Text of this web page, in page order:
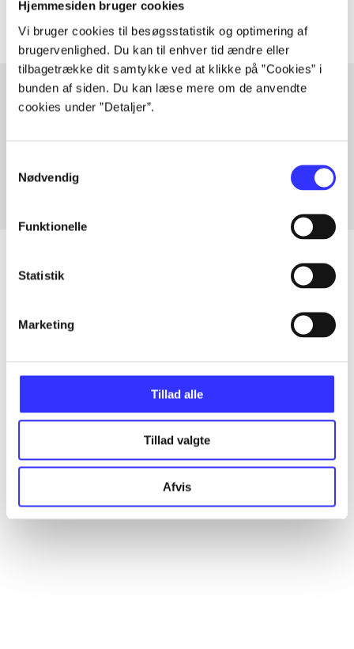
Hjemmesiden bruger cookies
Vi bruger cookies til besøgsstatistik og optimering af
brugervenlighed. Du kan til enhver tid ændre eller
tilbagetrække dit samtykke ved at klikke på ”Cookies” i
bunden af siden. Du kan læse mere om de anvendte
cookies under ”Detaljer”.
Nødvendig
Funktionelle
Statistik
Marketing
Tillad alle
Tillad valgte
Afvis
Alle registrerede artikler fordelt på udgivelser
...
...